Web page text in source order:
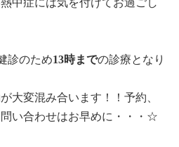
診のため13時までの診療となり
大変混み合います！！予約、
い合わせはお早めに・・・☆